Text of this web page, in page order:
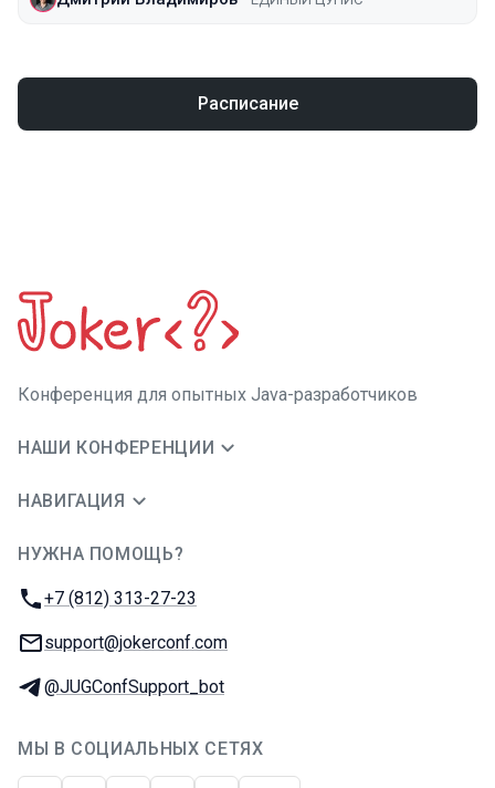
Расписание
Конференция для опытных Java-разработчиков
НАШИ КОНФЕРЕНЦИИ
НАВИГАЦИЯ
НУЖНА ПОМОЩЬ?
Телефон:
+7 (812) 313-27-23
E-mail:
support@jokerconf.com
Телеграм:
@JUGConfSupport_bot
МЫ В СОЦИАЛЬНЫХ СЕТЯХ